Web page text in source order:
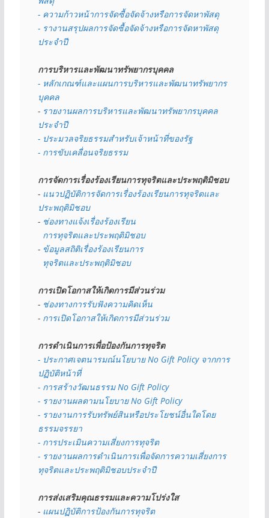
- ความก้าวหน้าการจัดซื้อจัดจ้างหรือการจัดหาพัสดุ
- รางานสรุปผลการจัดซื้อจัดจ้างหรือการจัดหาพัสดุ
ประจำปี
การบริหารและพัฒนาทรัพยากรบุคคล
- หลักเกณฑ์และแผนการบริหารและพัฒนาทรัพยากร
บุคคล
- รายงานผลการบริหารและพัฒนาทรัพยากรบุคคล
ประจำปี
- ประมวลจริยธรรมสำหรับเจ้าหน้าที่ของรัฐ
- การขับเคลื่อนจริยธรรม
การจัดการเรื่องร้องเรียนการทุจริตและประพฤติมิชอบ
- แนวปฏิบัติการจัดการเรื่องร้องเรียนการทุจริตและ
ประพฤติมิชอบ
- ช่องทางแจ้งเรื่องร้องเรียน
  การทุจริตและประพฤติมิชอบ
- ข้อมูลสถิติเรื่องร้องเรียนการ
  ทุจริตและประพฤติมิชอบ
การเปิดโอกาสให้เกิดการมีส่วนร่วม
- ช่องทางการรับฟังความคิดเห็น
- การเปิดโอกาสให้เกิดการมีส่วนร่วม
การดำเนินการเพื่อป้องกันการทุจริต
- ประกาศเจตนารมณ์นโยบาย No Gift Policy จากการ
ปฏิบัติหน้าที่
- การสร้างวัฒนธรรม No Gift Policy
- รายงานผลตามนโยบาย No Gift Policy
- รายงานการรับทรัพย์สินหรือประโยชน์อื่นใดโดย
ธรรมจรรยา
- การประเมินความเสี่ยงการทุจริต
- รายงานผลการดำเนินการเพื่อจัดการความเสี่ยงการ
ทุจริตและประพฤติมิชอบประจำปี
การส่งเสริมคุณธรรมและความโปร่งใส
- แผนปฏิบัติการป้องกันการทุจริต